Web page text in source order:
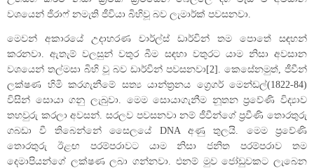
වශයෙන් ජිරාෆ් නමැති ජීවියා බිහිවූ බව ලැමාර්ක් පවසනවා.
මෙවන් අකාරයේ උදාහරණ චාර්ල්ස් ඩාර්වින් තම පොතේ සඳහන්
කරනවා. ඇතැම් වලසුන් වතුර බීම සඳහා වතුරට යාම නිසා අවසාන
වශයෙන් තල්මසා බිහි වූ බව ඩාර්වින් පවසනවා[2]. කෙසේනමුත්, ජීවීන්
ලක්ෂණ හිමි කරගැනීමේ සත්‍ය යාන්ත්‍රනය ග්‍රෙගර් මෙන්ඩල්(1822-84)
විසින් සොයා ගනු ලැබුවා. මෙම සොයාගැනීම නූතන ප්‍රවේණි විද්‍යාව
තහවුරු කරලා අවසන්. සරලව පවසනවා නම් ජීවීන්ගේ ප්‍රවීණි තොරතුරු
ගබඩා වී තිබෙන්නේ සෛලයේ DNA අණු තුලයි. මෙම ප්‍රවේණි
තොරතුරු ඊළඟ පරම්පරාවට යාම නිසා ජනිත පරම්පරාව තම
දෙමාපියන්ගේ ලක්ෂණ ලබා ගන්නවා. එනම් මුව ජෝඩුවකට ලැබෙන